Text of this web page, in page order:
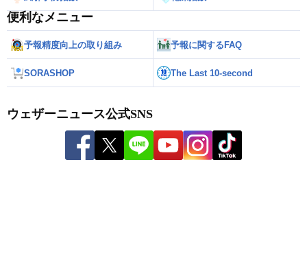
便利なメニュー
予報精度向上の取り組み 予報に関するFAQ
SORASHOP The Last 10-second
ウェザーニュース公式SNS